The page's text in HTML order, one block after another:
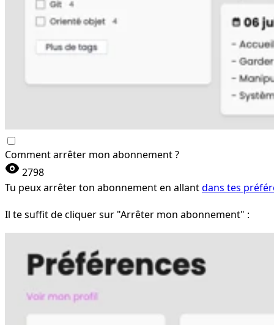
Comment arrêter mon abonnement ?
visibility 2798
Tu peux arrêter ton abonnement en allantdans tes
Il te suffit de cliquer sur "Arrêter mon abonnement" :